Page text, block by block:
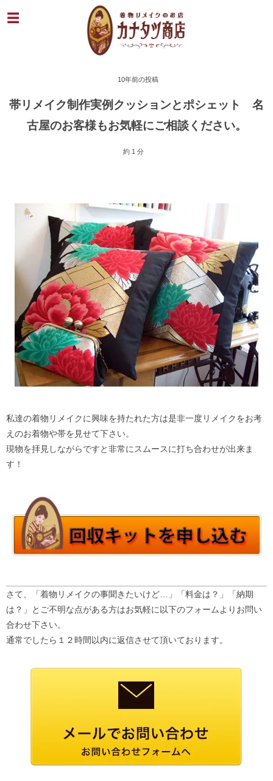
10年前の投稿
帯リメイク制作実例クッションとポシェット 名
古屋のお客様もお気軽にご相談ください。
約 1 分
私達の着物リメイクに興味を持たれた方は是非一度リメイクをお考
えのお着物や帯を見せて下さい。
現物を拝見しながらですと非常にスムースに打ち合わせが出来ま
す！
さて、「着物リメイクの事聞きたいけど…」「料金は？」「納期
は？」とご不明な点がある方はお気軽に以下のフォームよりお問い
合わせ下さい。
通常でしたら１２時間以内に返信させて頂いております。